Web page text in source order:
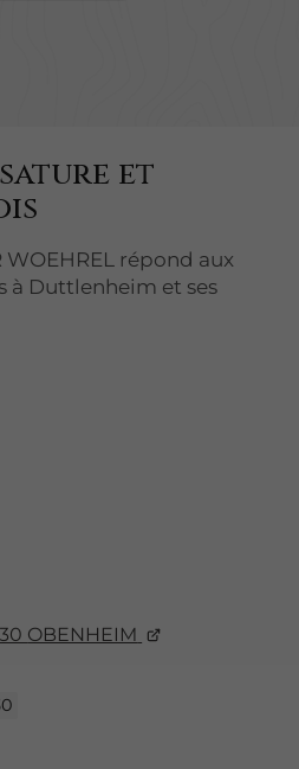
OBENHEIM
et
WOEHREL répond aux
à Duttlenheim et ses